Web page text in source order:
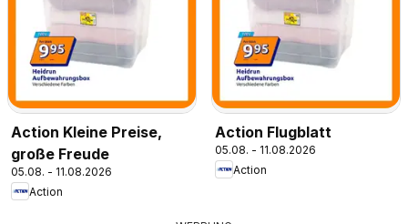
Action Kleine Preise,
große Freude
05.08. - 11.08.2026
Action
Action Flugblatt
05.08. - 11.08.2026
Action